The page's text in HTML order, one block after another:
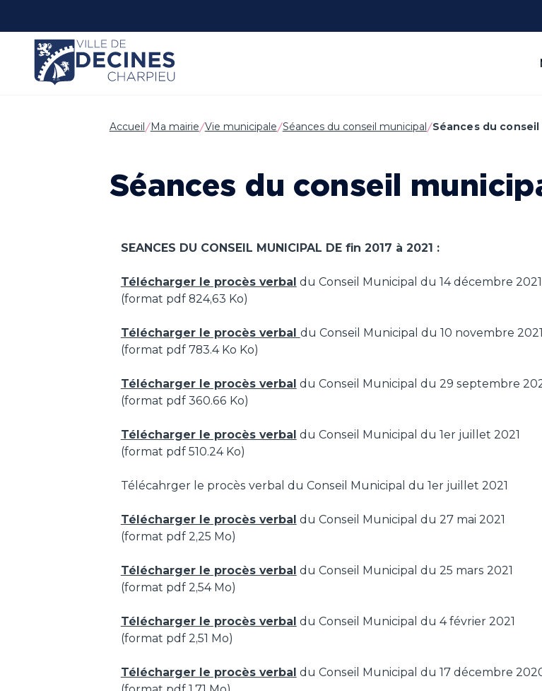
Accueil Ma mairie Vie municipale Séances du conseil municipal Séances du conseil
Séances du conseil
SEANCES DU CONSEIL MUNICIPAL DE fin 2017 à 2021 :
Télécharger le procès verbal du Conseil Municipal du 14 décembre 2021
(format pdf 824,63 Ko)
Télécharger le procès verbal du Conseil Municipal du 10 novembre 2021
(format pdf 783.4 Ko Ko)
Télécharger le procès verbal du Conseil Municipal du 29 septembre
(format pdf 360.66 Ko)
Télécharger le procès verbal du Conseil Municipal du 1er juillet 2021
(format pdf 510.24 Ko)
Télécahrger le procès verbal du Conseil Municipal du 1er juillet 2021
Télécharger le procès verbal du Conseil Municipal du 27 mai 2021
(format pdf 2,25 Mo)
Télécharger le procès verbal du Conseil Municipal du 25 mars 2021
(format pdf 2,54 Mo)
Télécharger le procès verbal du Conseil Municipal du 4 février 2021
(format pdf 2,51 Mo)
Télécharger le procès verbal du Conseil Municipal du 17 décembre